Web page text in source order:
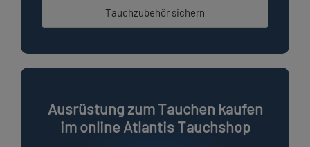
Tauchzubehör sichern
Ausrüstung zum Tauchen kaufen
im online Atlantis Tauchshop